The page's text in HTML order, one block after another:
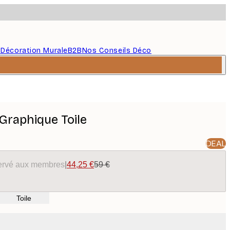
Décoration MuraleB2BNos Conseils Déco
Toile
DEAL
aux membres 44,25 €59 €
Toile